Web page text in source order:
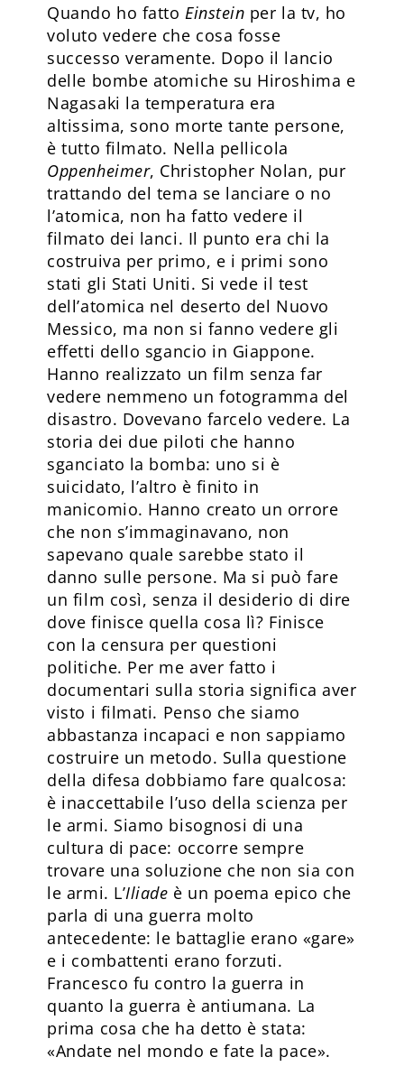
Quando ho fatto Einstein per la tv, ho
voluto vedere che cosa fosse
successo veramente. Dopo il lancio
delle bombe atomiche su Hiroshima e
Nagasaki la temperatura era
altissima, sono morte tante persone,
è tutto filmato. Nella pellicola
Oppenheimer, Christopher Nolan, pur
trattando del tema se lanciare o no
l’atomica, non ha fatto vedere il
filmato dei lanci. Il punto era chi la
costruiva per primo, e i primi sono
stati gli Stati Uniti. Si vede il test
dell’atomica nel deserto del Nuovo
Messico, ma non si fanno vedere gli
effetti dello sgancio in Giappone.
Hanno realizzato un film senza far
vedere nemmeno un fotogramma del
disastro. Dovevano farcelo vedere. La
storia dei due piloti che hanno
sganciato la bomba: uno si è
suicidato, l’altro è finito in
manicomio. Hanno creato un orrore
che non s’immaginavano, non
sapevano quale sarebbe stato il
danno sulle persone. Ma si può fare
un film così, senza il desiderio di dire
dove finisce quella cosa lì? Finisce
con la censura per questioni
politiche. Per me aver fatto i
documentari sulla storia significa aver
visto i filmati. Penso che siamo
abbastanza incapaci e non sappiamo
costruire un metodo. Sulla questione
della difesa dobbiamo fare qualcosa:
è inaccettabile l’uso della scienza per
le armi. Siamo bisognosi di una
cultura di pace: occorre sempre
trovare una soluzione che non sia con
le armi. L’Iliade è un poema epico che
parla di una guerra molto
antecedente: le battaglie erano «gare»
e i combattenti erano forzuti.
Francesco fu contro la guerra in
quanto la guerra è antiumana. La
prima cosa che ha detto è stata:
«Andate nel mondo e fate la pace».